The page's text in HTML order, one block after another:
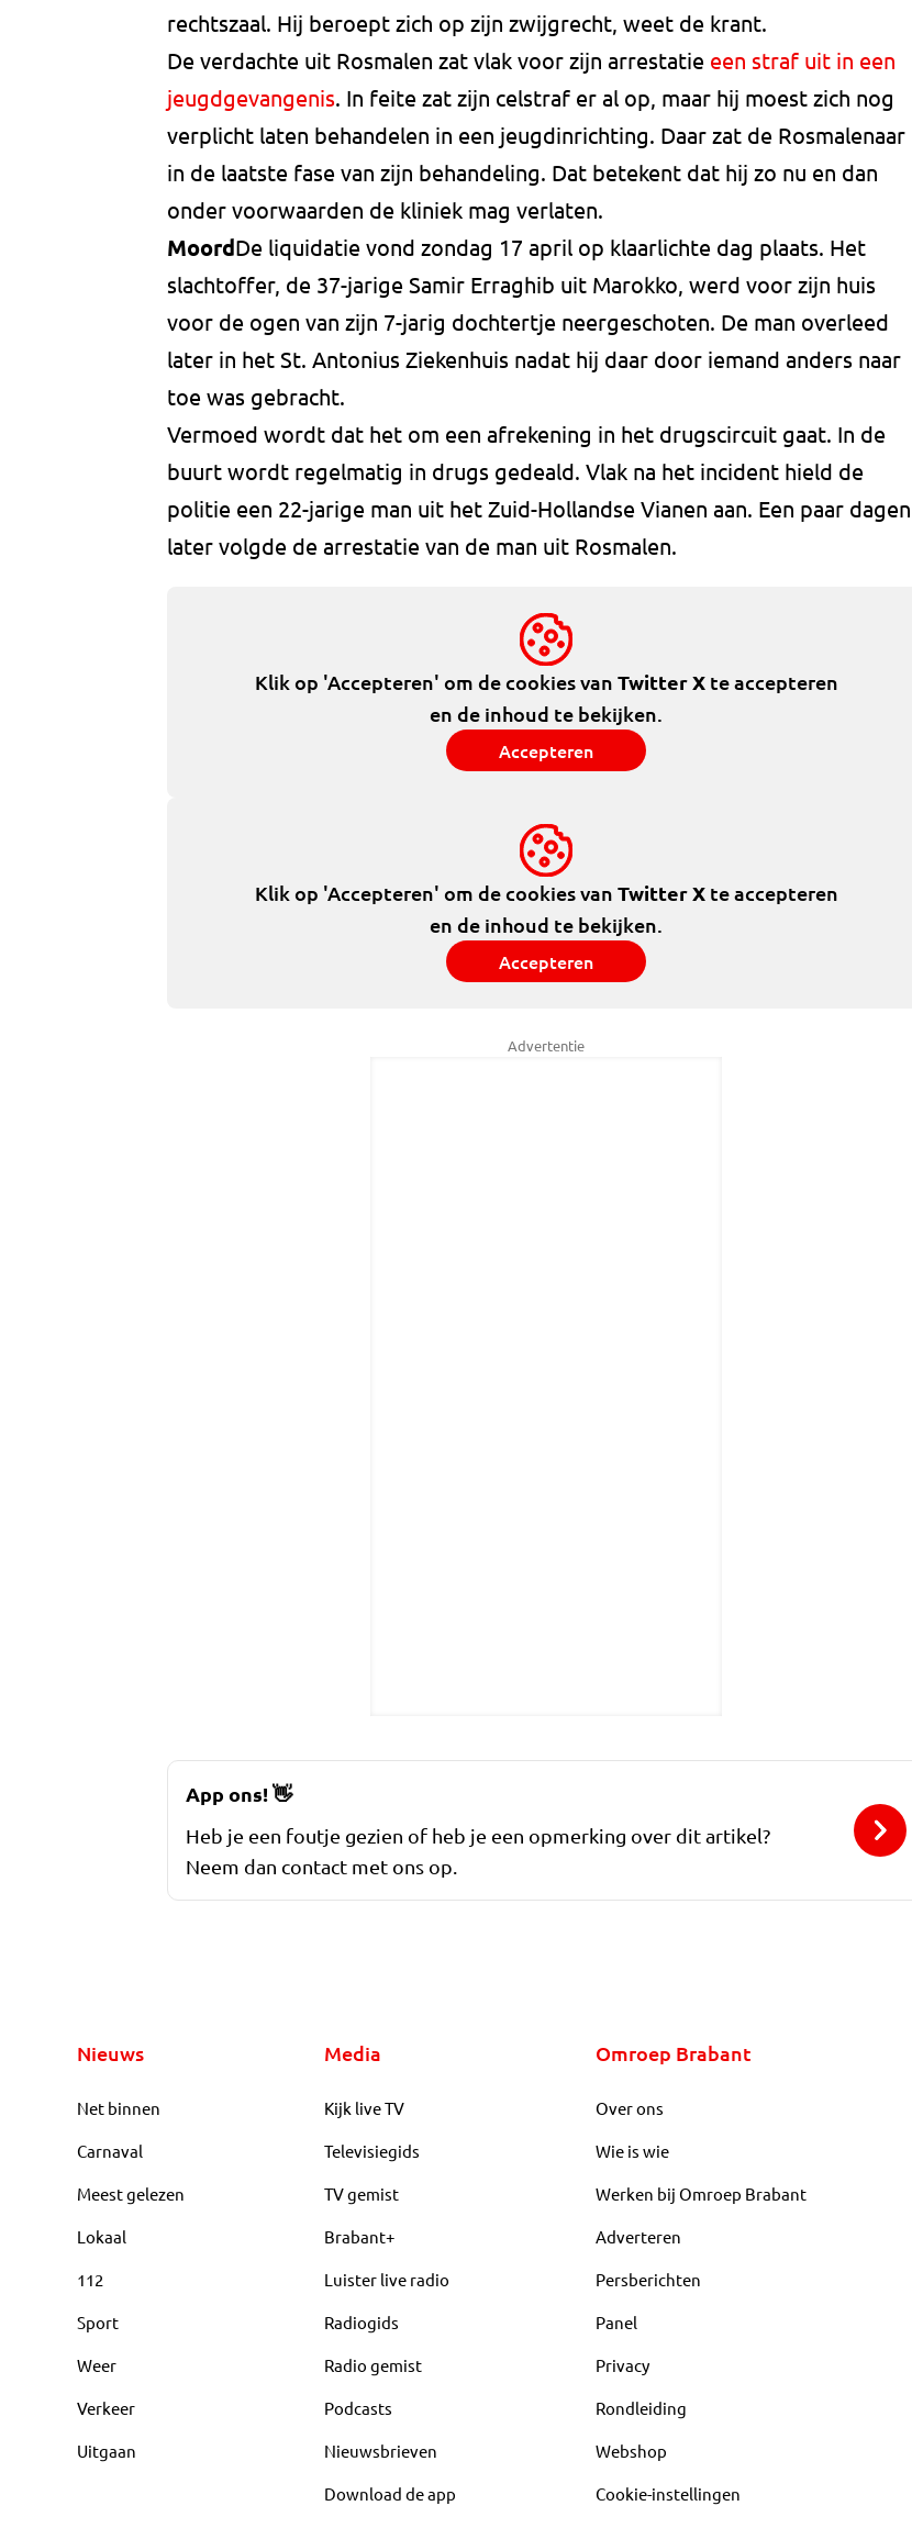
rechtszaal. Hij beroept zich op zijn zwijgrecht, weet de krant.
De verdachte uit Rosmalen zat vlak voor zijn arrestatie een straf uit in een
jeugdgevangenis. In feite zat zijn celstraf er al op, maar hij moest zich nog
verplicht laten behandelen in een jeugdinrichting. Daar zat de Rosmalenaar
in de laatste fase van zijn behandeling. Dat betekent dat hij zo nu en dan
onder voorwaarden de kliniek mag verlaten.
MoordDe liquidatie vond zondag 17 april op klaarlichte dag plaats. Het
slachtoffer, de 37-jarige Samir Erraghib uit Marokko, werd voor zijn huis
voor de ogen van zijn 7-jarig dochtertje neergeschoten. De man overleed
later in het St. Antonius Ziekenhuis nadat hij daar door iemand anders naar
toe was gebracht.
Vermoed wordt dat het om een afrekening in het drugscircuit gaat. In de
buurt wordt regelmatig in drugs gedeald. Vlak na het incident hield de
politie een 22-jarige man uit het Zuid-Hollandse Vianen aan. Een paar dagen
later volgde de arrestatie van de man uit Rosmalen.
Klik op 'Accepteren' om de cookies van Twitter Xte accepteren
en de inhoud te bekijken.
Accepteren
Klik op 'Accepteren' om de cookies van Twitter Xte accepteren
en de inhoud te bekijken.
Accepteren
Advertentie
App ons!👋
Heb je een foutje gezien of heb je een opmerking over dit artikel?
Neem dan contact met ons op.
Nieuws
Net binnen
Carnaval
Meest gelezen
Lokaal
112
Sport
Weer
Verkeer
Uitgaan
Media
Kijk live TV
Televisiegids
TV gemist
Brabant+
Luister live radio
Radiogids
Radio gemist
Podcasts
Nieuwsbrieven
Download de app
Omroep Brabant
Over ons
Wie is wie
Werken bij Omroep Brabant
Adverteren
Persberichten
Panel
Privacy
Rondleiding
Webshop
Cookie-instellingen